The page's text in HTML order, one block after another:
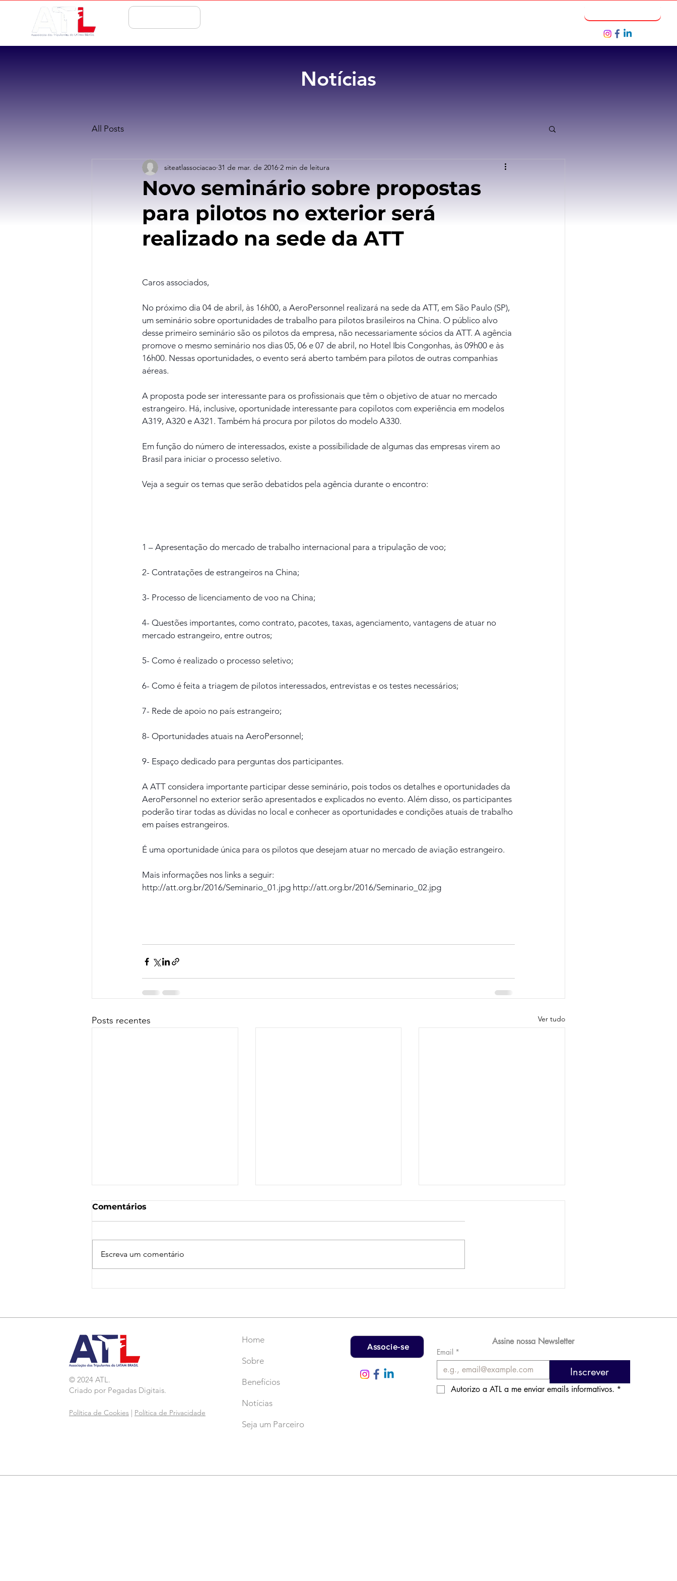
Notícias
All Posts
Novo seminário sobre propostas
para pilotos no exterior será
realizado na sede da ATT
siteatlassociacao 31 de mar. de 2016 2 min de leitura
Caros associados,
No próximo dia 04 de abril, às 16h00, a AeroPersonnel realizará na sede da ATT, em São Paulo (SP),
um seminário sobre oportunidades de trabalho para pilotos brasileiros na China. O público alvo
desse primeiro seminário são os pilotos da empresa, não necessariamente sócios da ATT. A agência
promove o mesmo seminário nos dias 05, 06 e 07 de abril, no Hotel Ibis Congonhas, às 09h00 e às
16h00. Nessas oportunidades, o evento será aberto também para pilotos de outras companhias
aéreas.
A proposta pode ser interessante para os profissionais que têm o objetivo de atuar no mercado
estrangeiro. Há, inclusive, oportunidade interessante para copilotos com experiência em modelos
A319, A320 e A321. Também há procura por pilotos do modelo A330.
Em função do número de interessados, existe a possibilidade de algumas das empresas virem ao
Brasil para iniciar o processo seletivo.
Veja a seguir os temas que serão debatidos pela agência durante o encontro:
1 – Apresentação do mercado de trabalho internacional para a tripulação de voo;
2- Contratações de estrangeiros na China;
3- Processo de licenciamento de voo na China;
4- Questões importantes, como contrato, pacotes, taxas, agenciamento, vantagens de atuar no
mercado estrangeiro, entre outros;
5- Como é realizado o processo seletivo;
6- Como é feita a triagem de pilotos interessados, entrevistas e os testes necessários;
7- Rede de apoio no país estrangeiro;
8- Oportunidades atuais na AeroPersonnel;
9- Espaço dedicado para perguntas dos participantes.
A ATT considera importante participar desse seminário, pois todos os detalhes e oportunidades da
AeroPersonnel no exterior serão apresentados e explicados no evento. Além disso, os participantes
poderão tirar todas as dúvidas no local e conhecer as oportunidades e condições atuais de trabalho
em países estrangeiros.
É uma oportunidade única para os pilotos que desejam atuar no mercado de aviação estrangeiro.
Mais informações nos links a seguir:
http://att.org.br/2016/Seminario_01.jpg http://att.org.br/2016/Seminario_02.jpg
Posts recentes Ver tudo
Comentários
Escreva um comentário
© 2024 ATL.
Criado por Pegadas Digitais.
Política de Cookies Política de Privacidade
Home
Sobre
Benefícios
Notícias
Seja um Parceiro
Associe-se
Assine nossa Newsletter
Email *
Inscrever
Autorizo a ATL a me enviar emails informativos. *